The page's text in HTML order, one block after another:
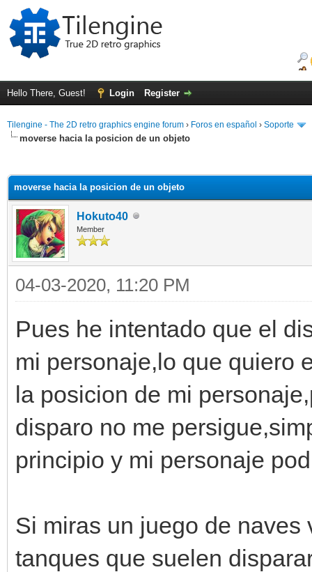
Hello There, Guest! Login Register
Tilengine - The 2D retro graphics engine forum › Foros en español › Soporte
moverse hacia la posicion de un objeto
moverse hacia la posicion de un objeto
Hokuto40
Member
04-03-2020, 11:20 PM
Pues he intentado que el
mi personaje,lo que quiero
la posicion de mi
disparo no me
principio y mi personaje
Si miras un juego de
tanques que suelen